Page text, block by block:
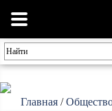
Главная /